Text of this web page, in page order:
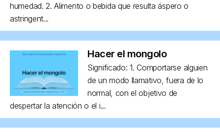
humedad. 2. Alimento o bebida que resulta áspero o
astringent...
Hacer el mongolo
Significado: 1. Comportarse alguien
de un modo llamativo, fuera de lo
normal, con el objetivo de
despertar la atención o el i...